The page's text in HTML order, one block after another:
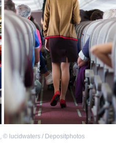
, © lucidwaters / Depositphotos